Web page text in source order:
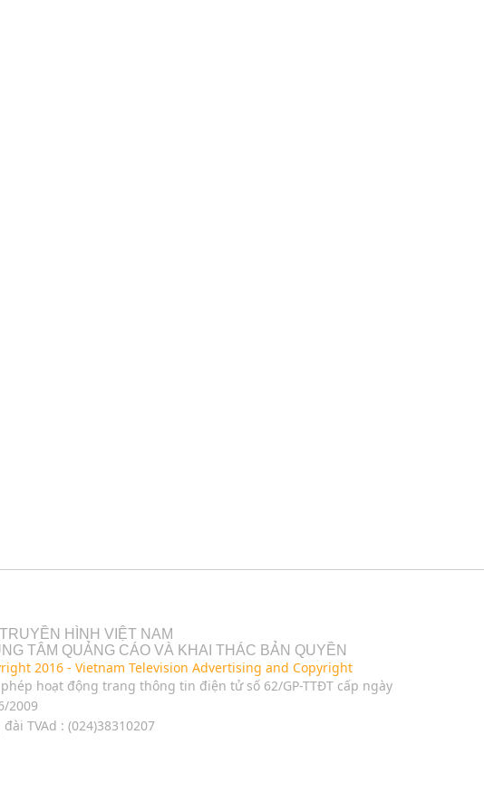
HÌNH VIỆT NAM
TÂM QUẢNG CÁO VÀ KHAI THÁC BẢN QUYỀN
2016 - Vietnam Television Advertising and Copyright
phép hoạt động trang thông tin điện tử số 62/GP-TTĐT cấp ngày
2009
đài TVAd : (024)38310207